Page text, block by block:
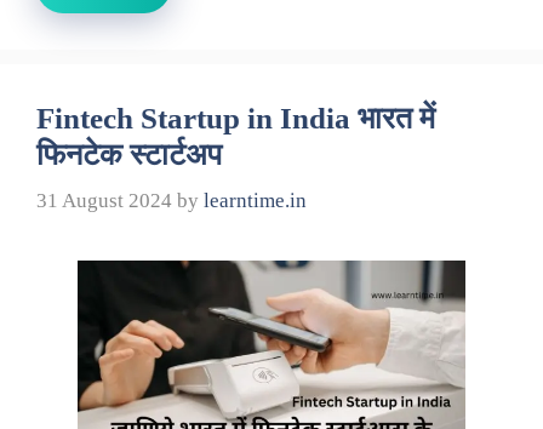
Fintech Startup in India भारत में
फिनटेक स्टार्टअप
31 August 2024 by learntime.in